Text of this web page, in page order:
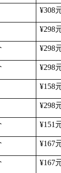
¥308
¥298
¥298
¥298
¥158
¥298
¥151
¥167
¥167